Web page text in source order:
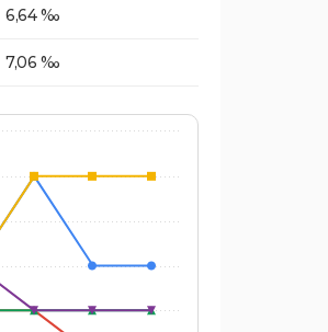
6,64 ‰
7,06 ‰